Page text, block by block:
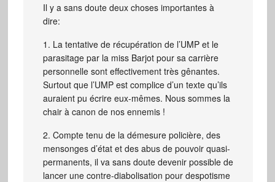
Il y a sans doute deux choses importantes à
dire:
1. La tentative de récupération de l’UMP et le
parasitage par la miss Barjot pour sa carrière
personnelle sont effectivement très gênantes.
Surtout que l’UMP est complice d’un texte qu’ils
auraient pu écrire eux-mêmes. Nous sommes la
chair à canon de nos ennemis !
2. Compte tenu de la démesure policière, des
mensonges d’état et des abus de pouvoir quasi-
permanents, il va sans doute devenir possible de
lancer une contre-diabolisation pour despotisme